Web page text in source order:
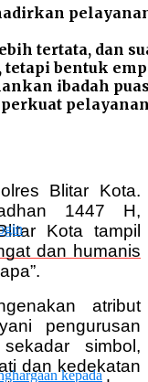
tertata, dan
bentuk
ibadah
Blitar Kota.
1447 H,
Kota tampil
dan humanis
atribut
pengurusan
simbol,
dan kedekatan